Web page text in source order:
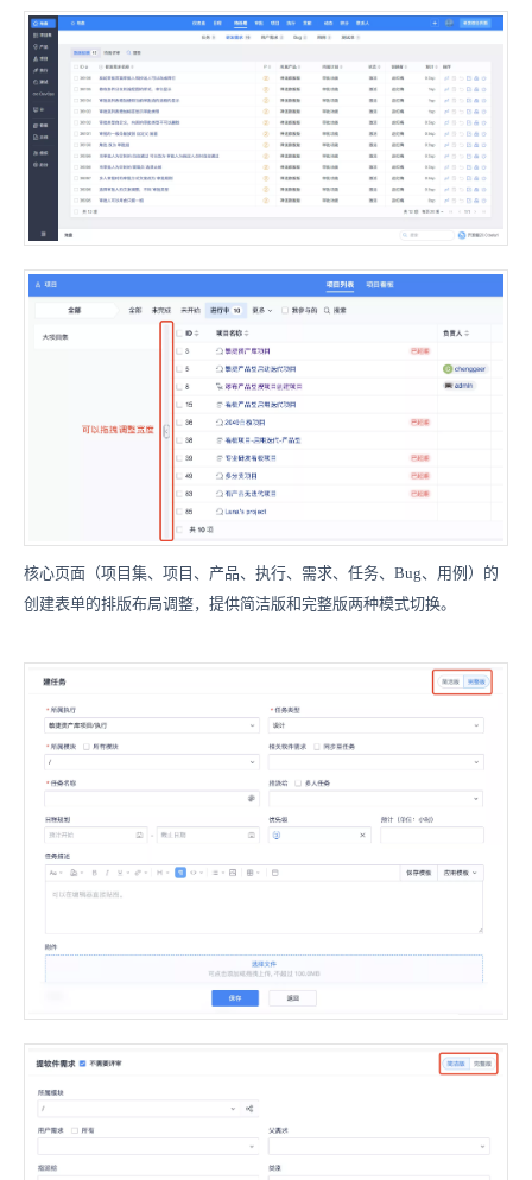
核心页面 （项目集、项目、产品、执行、需求、任务、Bug、用例 ） 的
创建表单的排版布局调整，提供简洁版和完整版两种模式切换。